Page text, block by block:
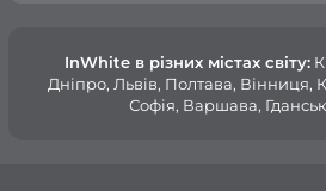
InWhite в різних містах світу:
Дніпро, Львів, Полтава, Вінниця,
Софія, Варшава,